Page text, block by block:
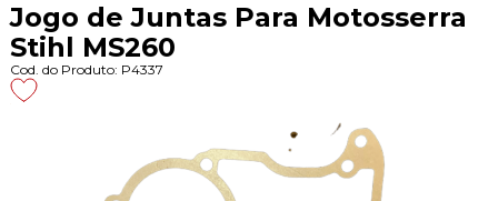
Jogo de Juntas Para Motosserra
Stihl MS260
Cod. do Produto: P4337